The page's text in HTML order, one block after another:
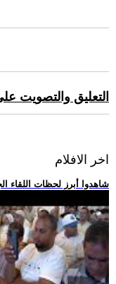
التعليق والتصويت
اخر الافلام
.. شاهدوا أبرز لحظات اللقاء